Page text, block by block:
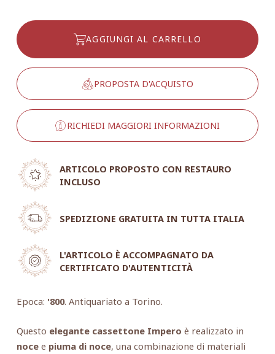
AGGIUNGI AL CARRELLO
PROPOSTA D'ACQUISTO
RICHIEDI MAGGIORI INFORMAZIONI
ARTICOLO PROPOSTO CON RESTAURO
INCLUSO
SPEDIZIONE GRATUITA IN TUTTA ITALIA
L'ARTICOLO È ACCOMPAGNATO DA
CERTIFICATO D'AUTENTICITÀ
Epoca: '800. Antiquariato a Torino.
Questo elegante cassettone Impero è realizzato in
nocee piuma di noce, una combinazione di materiali